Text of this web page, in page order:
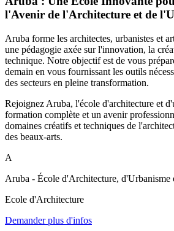
l'Avenir de l'Architecture et de
Aruba forme les architectes, urbanistes et
une pédagogie axée sur l'innovation, la
technique. Notre objectif est de vous
demain en vous fournissant les outils
des secteurs en pleine transformation.
Rejoignez Aruba, l'école d'architecture et
formation complète et un avenir
domaines créatifs et techniques de
des beaux-arts.
A
Aruba - École d'Architecture, d'Urbanisme
Ecole d'Architecture
Demander plus d'infos